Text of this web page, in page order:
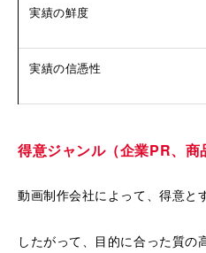
実績の鮮度
実績の信憑性
得意ジャンル（企業PR、
動画制作会社によって、得意と
したがって、目的に合った質